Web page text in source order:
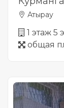
Атырау
1 этаж 5
общая